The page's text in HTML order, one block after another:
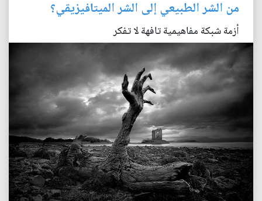
من الشر الطبيعي إلى الشر الميتافيزيقي؟
أزمة شبكة مفاهيمية تافهة لا تفكر